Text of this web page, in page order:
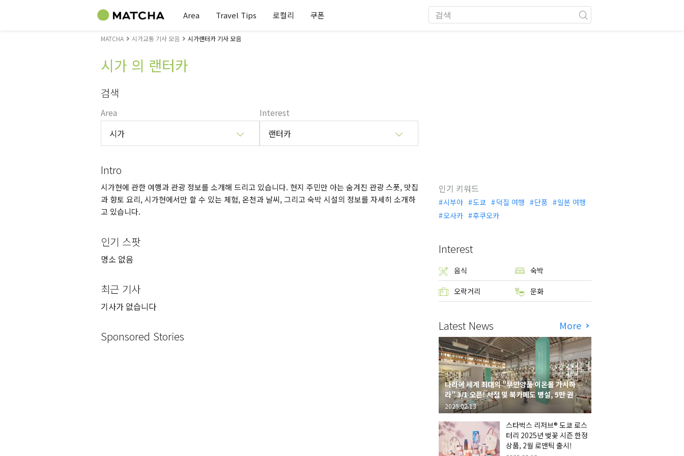
Area Travel Tips 로컬리 쿠폰
MATCHA 시가교통 기사 모음 시가랜터카 기사 모음
시가 의 랜터카
검색
Area
시가
Interest
랜터카
Intro
시가현에 관한 여행과 관광 정보를 소개해 드리고 있습니다. 현지 주민만 아는 숨겨진 관광 스폿, 맛집
과 향토 요리, 시가현에서만 할 수 있는 체험, 온천과 날씨, 그리고 숙박 시설의 정보를 자세히 소개하
고 있습니다.
인기 스팟
명소 없음
최근 기사
기사가 없습니다
Sponsored Stories
인기 키워드
시부야 도쿄 덕질 여행 단풍
일본 여행
오사카
후쿠오카
Interest
음식 숙박
오락거리 문화
Latest News More
나라에 세계 최대의 "무인양품 이온몰 가시하
라" 3/1 오픈! 서점 및 북카페도 병설, 5만 권의
"가시하라 서점"도 출점
2025.02.13
스타벅스 리저브® 도쿄 로스
터리 2025년 벚꽃 시즌 한정
상품, 2월 로맨틱 출시!